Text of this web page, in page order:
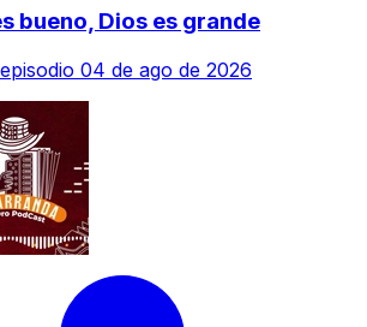
bueno, Dios es grande
04 de ago de 2026